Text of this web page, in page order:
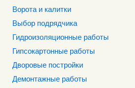
Ворота и калитки
Выбор подрядчика
Гидроизоляционные работы
Гипсокартонные работы
Дворовые постройки
Демонтажные работы